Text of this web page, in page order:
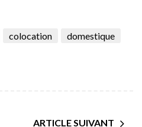
colocation domestique
ARTICLE SUIVANT